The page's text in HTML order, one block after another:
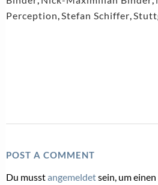
Perception,Stefan Schiffer,
POST A COMMENT
Du musstangemeldetsein, um